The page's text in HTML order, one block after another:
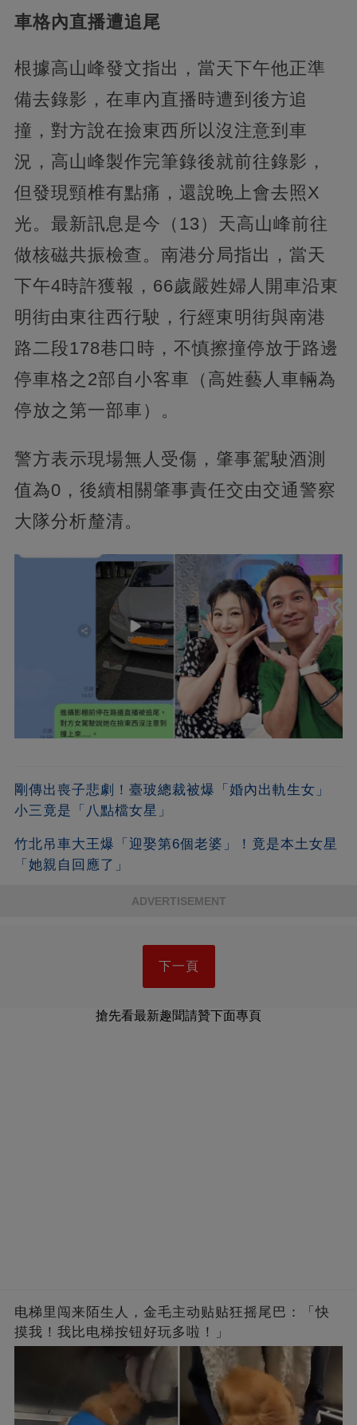
車格內直播遭追尾
根據高山峰發文指出，當天下午他正準
備去錄影，在車內直播時遭到後方追
撞，對方說在撿東西所以沒注意到車
況，高山峰製作完筆錄後就前往錄影，
但發現頸椎有點痛，還說晚上會去照X
光。最新訊息是今（13）天高山峰前往
做核磁共振檢查。南港分局指出，當天
下午4時許獲報，66歲嚴姓婦人開車沿東
明街由東往西行駛，行經東明街與南港
路二段178巷口時，不慎擦撞停放于路邊
停車格之2部自小客車（高姓藝人車輛為
停放之第一部車）。
警方表示現場無人受傷，肇事駕駛酒測
值為0，後續相關肇事責任交由交通警察
大隊分析釐清。
剛傳出喪子悲劇！臺玻總裁被爆「婚內出軌生女」
小三竟是「八點檔女星」
竹北吊車大王爆「迎娶第6個老婆」！竟是本土女星
「她親自回應了」
ADVERTISEMENT
下一頁
搶先看最新趣聞請贊下面專頁
电梯里闯来陌生人，金毛主动贴贴狂摇尾巴：「快
摸我！我比电梯按钮好玩多啦！」